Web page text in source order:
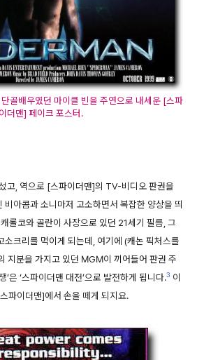
골배우였던 마이클 빈을 주연으로 내세운 [스파
이더맨] 페이크 포스터.
고, 역으로 [스파이더맨]의 TV-비디오 판권을
비아콤과 소니마저 고소하면서 복잡한 양상을 띄
롤코와 골란이 사장으로 있던 21세기 필름, 그
소크리를 먹이게 되는데, 여기에 (캐논 픽처스를
지분을 가지고 있던 MGM이 끼어들어 판권 주
’은 ‘스파이더맨 대전’으로 발전하게 됩니다.3 이
파이더맨]에서 손을 떼게 되지요.